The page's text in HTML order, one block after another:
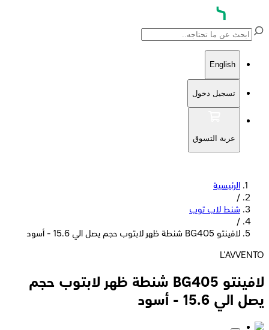
English
تسجيل دخول
عربة التسوق
الرئيسية
/
شنط لاب توب
/
لافينتو BG405 شنطة ظهر لابتوب حجم يصل الي 15.6 - أسود
L'AVVENTO
لافينتو BG405 شنطة ظهر لابتوب حجم
يصل الي 15.6 - أسود